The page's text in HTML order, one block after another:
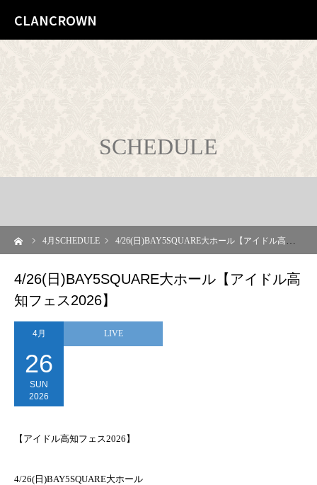
CLANCROWN
SCHEDULE
4月SCHEDULE 4/26(日)BAY5SQUARE大ホール【アイドル高知フェス2026】
4/26(日)BAY5SQUARE大ホール【アイドル高
知フェス2026】
4月
26
SUN
2026
LIVE
【アイドル高知フェス2026】
4/26(日)BAY5SQUARE大ホール